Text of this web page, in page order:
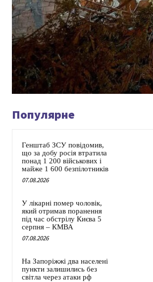
Популярне
Генштаб ЗСУ повідомив,
що за добу росія втратила
понад 1 200 військових і
майже 1 600 безпілотників
07.08.2026
У лікарні помер чоловік,
який отримав поранення
під час обстрілу Києва 5
серпня – КМВА
07.08.2026
На Запоріжжі два населені
пункти залишились без
світла через атаки рф